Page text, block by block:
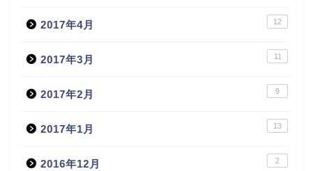
2017年4月 12
2017年3月 11
2017年2月 9
2017年1月 13
2016年12月 2